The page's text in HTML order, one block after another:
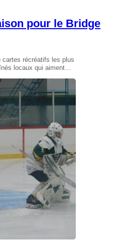
pour le Bridge
cartes récréatifs les plus
locaux qui aiment…